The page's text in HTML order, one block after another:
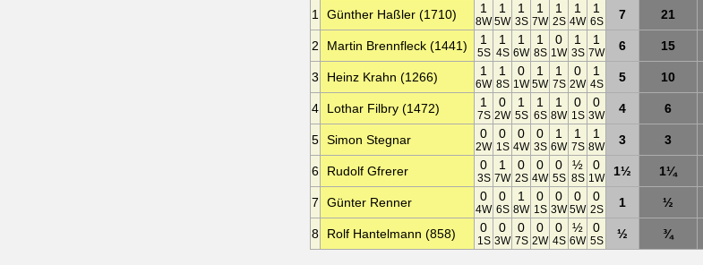
1
Günther Haßler (1710) 1
8W
1
5W
1
3S
1
7W
1
2S
1
4W
1
6S 7 21
2 Martin Brennfleck (1441) 1
5S
1
4S
1
6W
1
8S
0
1W
1
3S
1
7W 6 15
3 Heinz Krahn (1266) 1
6W
1
8S
0
1W
1
5W
1
7S
0
2W
1
4S 5 10
4 Lothar Filbry (1472) 1
7S
0
2W
1
5S
1
6S
1
8W
0
1S
0
3W 4 6
5 Simon Stegnar 0
2W
0
1S
0
4W
0
3S
1
6W
1
7S
1
8W 3 3
6 Rudolf Gfrerer 0
3S
1
7W
0
2S
0
4W
0
5S
½
8S
0
1W 1½ 1¼
7 Günter Renner 0
4W
0
6S
1
8W
0
1S
0
3W
0
5W
0
2S 1 ½
8 Rolf Hantelmann (858) 0
1S
0
3W
0
7S
0
2W
0
4S
½
6W
0
5S ½ ¾